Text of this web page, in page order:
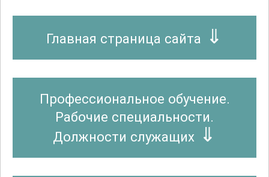
Главная страница сайта
Профессиональное обучение.
Рабочие специальности.
Должности служащих